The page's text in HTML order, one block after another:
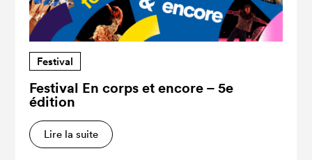
Festival
Festival En corps et encore – 5e
édition
Lire la suite